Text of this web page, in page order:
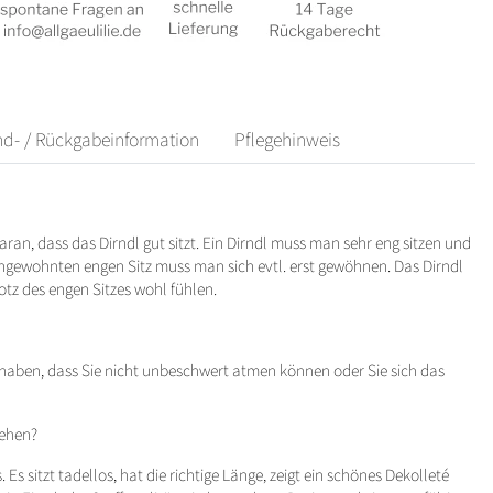
/ Rückgabeinformation Pflegehinweis
dass das Dirndl gut sitzt. Ein Dirndl muss man sehr eng sitzen und
engen Sitz muss man sich evtl. erst gewöhnen. Das Dirndl
des engen Sitzes wohl fühlen.
dass Sie nicht unbeschwert atmen können oder Sie sich das
sitzt tadellos, hat die richtige Länge, zeigt ein schönes Dekolleté